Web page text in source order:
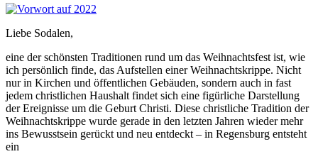
Liebe Sodalen,
eine der schönsten Traditionen rund um das Weihnachtsfest ist, wie
ich persönlich finde, das Aufstellen einer Weihnachtskrippe. Nicht
nur in Kirchen und öffentlichen Gebäuden, sondern auch in fast
jedem christlichen Haushalt findet sich eine figürliche Darstellung
der Ereignisse um die Geburt Christi. Diese christliche Tradition der
Weihnachtskrippe wurde gerade in den letzten Jahren wieder mehr
ins Bewusstsein gerückt und neu entdeckt – in Regensburg entsteht
ein